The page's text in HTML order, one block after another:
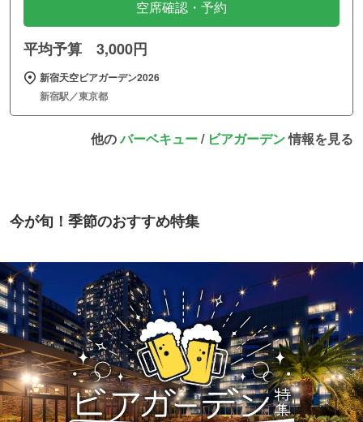
空席確認・予約
平均予算 3,000円
新宿天空ビアガーデン2026
新宿駅／東京都
他のバーベキュー/ ビアガーデン情報を見る
今が旬！季節のおすすめ特集